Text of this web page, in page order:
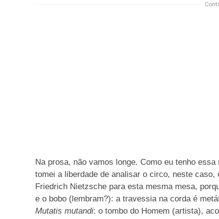
Na prosa, não vamos longe. Como eu tenho
tomei a liberdade de analisar o circo, neste
Friedrich Nietzsche para esta mesma mesa,
e o bobo (lembram?): a travessia na corda é
Mutatis mutandi: o tombo do Homem (artista),